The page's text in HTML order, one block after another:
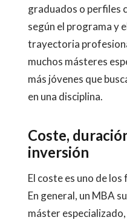
graduados o perfiles
según el programa y
trayectoria
muchos másteres
más jóvenes que
en una disciplina.
Coste,
inversión
El coste es uno de
En general, un MBA
máster